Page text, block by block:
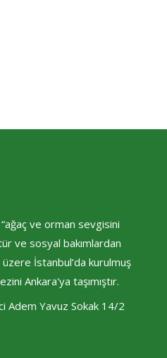
ve orman sevgisini
ve sosyal bakımlardan
İstanbul’da kurulmuş
Ankara'ya taşımıştır.
Adem Yavuz Sokak 14/2